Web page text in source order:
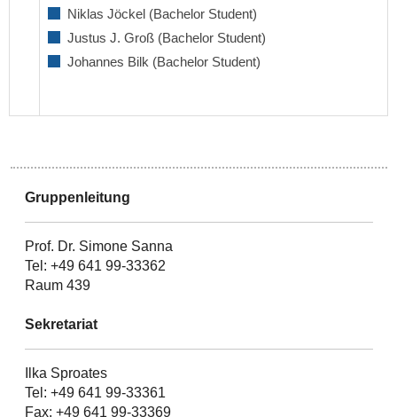
Niklas Jöckel (Bachelor Student)
Justus J. Groß (Bachelor Student)
Johannes Bilk (Bachelor Student)
Gruppenleitung
Prof. Dr. Simone Sanna
Tel: +49 641 99-33362
Raum 439
Sekretariat
Ilka Sproates
Tel: +49 641 99-33361
Fax: +49 641 99-33369